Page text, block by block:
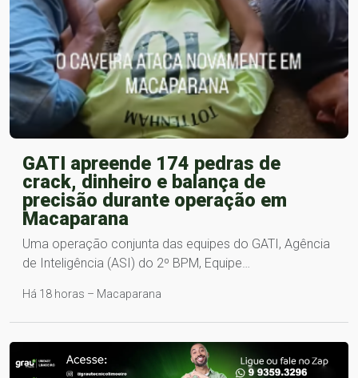
GATI apreende 174 pedras de
crack, dinheiro e balança de
precisão durante operação em
Macaparana
Uma operação conjunta das equipes do GATI, Agência
de Inteligência (ASI) do 2º BPM, Equipe…
Há 18 horas – Macaparana